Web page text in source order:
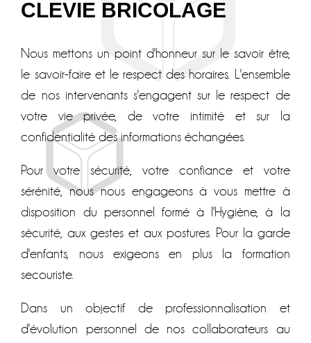
CLEVIE BRICOLAGE
Nous mettons un point d'honneur sur le savoir être,
le savoir-faire et le respect des horaires. L'ensemble
de nos intervenants s'engagent sur le respect de
votre vie privée, de votre intimité et sur la
confidentialité des informations échangées.
Pour votre sécurité, votre confiance et votre
sérénité, nous nous engageons à vous mettre à
disposition du personnel formé à l'Hygiène, à la
sécurité, aux gestes et aux postures. Pour la garde
d'enfants, nous exigeons en plus la formation
secouriste.
Dans un objectif de professionnalisation et
d'évolution personnel de nos collaborateurs au